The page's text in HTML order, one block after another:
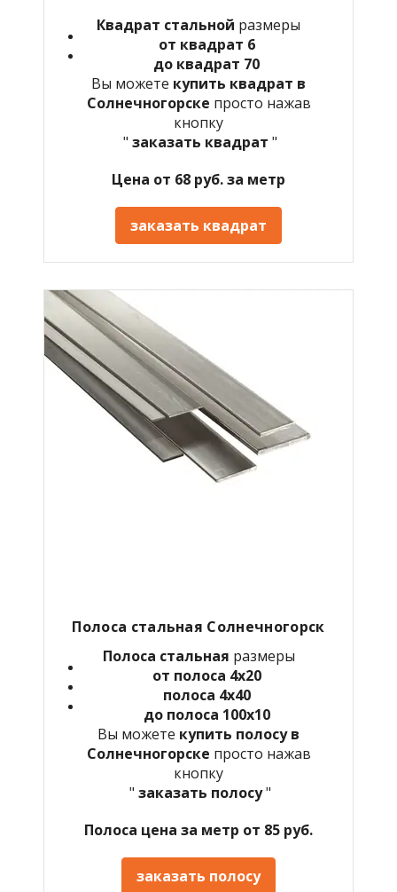
Квадрат стальной размеры
от квадрат 6
до квадрат 70
Вы можете купить квадрат в
Солнечногорске просто нажав
кнопку
" заказать квадрат "
Цена от 68 руб. за метр
заказать квадрат
Полоса стальная Солнечногорск
Полоса стальная размеры
от полоса 4х20
полоса 4х40
до полоса 100х10
Вы можете купить полосу в
Солнечногорске просто нажав
кнопку
" заказать полосу"
Полоса цена за метр от 85 руб.
заказать полосу